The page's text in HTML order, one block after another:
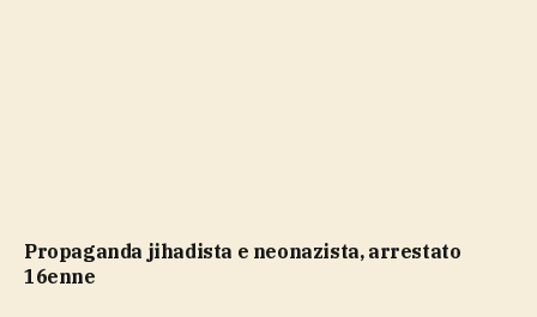
propaganda jihadista e neonazista, arrestato
16enne